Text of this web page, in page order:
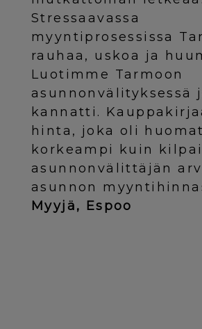
Stressaavassa
myyntiprosessissa
rauhaa, uskoa ja
Luotimme Tarmoon
asunnonvälityksessä
kannatti.
hinta, joka oli
korkeampi kuin
asunnonvälittäjän
asunnon
Myyjä, Espoo